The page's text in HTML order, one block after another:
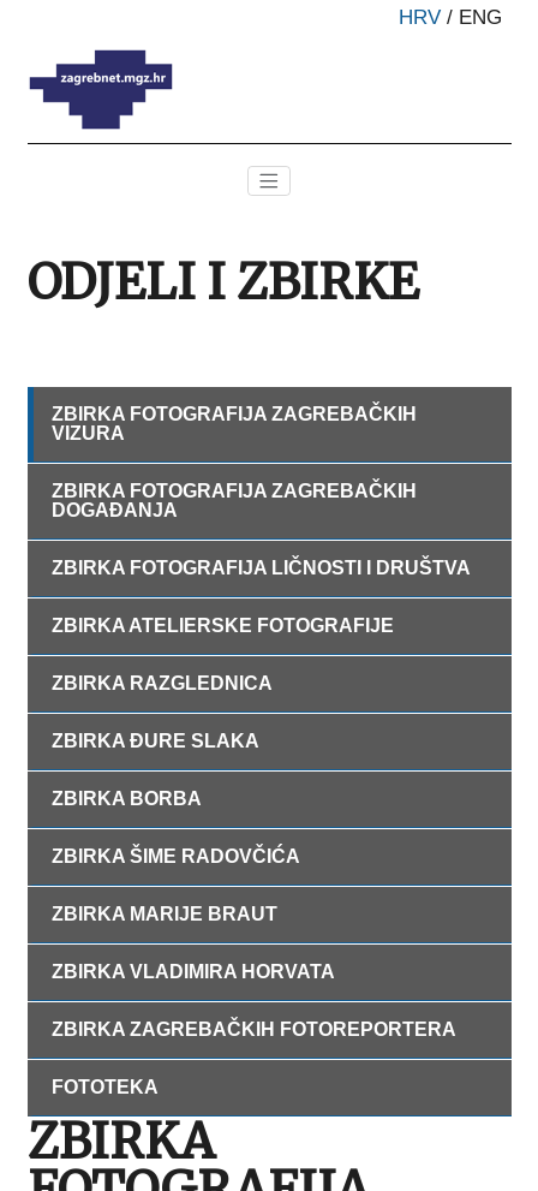
HRV / ENG
ODJELI I ZBIRKE
ZBIRKA FOTOGRAFIJA ZAGREBAČKIH
VIZURA
ZBIRKA FOTOGRAFIJA ZAGREBAČKIH
DOGAĐANJA
ZBIRKA FOTOGRAFIJA LIČNOSTI I DRUŠTVA
ZBIRKA ATELIERSKE FOTOGRAFIJE
ZBIRKA RAZGLEDNICA
ZBIRKA ĐURE SLAKA
ZBIRKA BORBA
ZBIRKA ŠIME RADOVČIĆA
ZBIRKA MARIJE BRAUT
ZBIRKA VLADIMIRA HORVATA
ZBIRKA ZAGREBAČKIH FOTOREPORTERA
FOTOTEKA
ZBIRKA